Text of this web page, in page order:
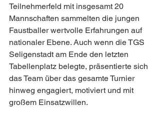
Teilnehmerfeld mit insgesamt 20
Mannschaften sammelten die jungen
Faustballer wertvolle Erfahrungen auf
nationaler Ebene. Auch wenn die TGS
Seligenstadt am Ende den letzten
Tabellenplatz belegte, präsentierte sich
das Team über das gesamte Turnier
hinweg engagiert, motiviert und mit
großem Einsatzwillen.